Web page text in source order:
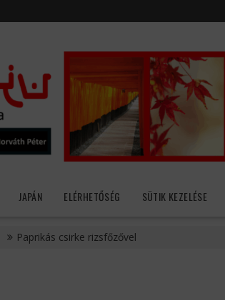
JAPÁN ELÉRHETŐSÉG SÜTIK KEZELÉSE
Paprikás csirke rizsfőzővel